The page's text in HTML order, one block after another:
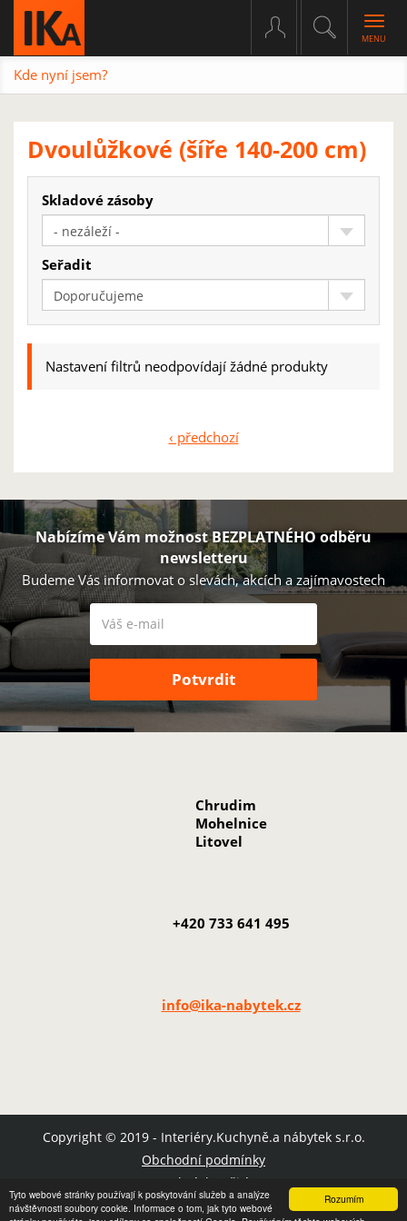
Rozumím
Tyto webové stránky používají k poskytování služeb a analýze
návštěvnosti soubory cookie. Informace o tom, jak tyto webové
Kde nyní jsem?
Dvoulůžkové (šíře 140-200 cm)
Skladové zásoby
- nezáleží -
Seřadit
Doporučujeme
Nastavení filtrů neodpovídají žádné produkty
‹ předchozí
Nabízíme Vám možnost BEZPLATNÉHO odběru
newsletteru
Budeme Vás informovat o slevách, akcích a zajímavostech
Chrudim
Mohelnice
Litovel
+420 733 641 495
info@ika-nabytek.cz
Copyright © 2019 - Interiéry.Kuchyně.a nábytek s.r.o.
Obchodní podmínky
Podmínky užití
Mapa stránek